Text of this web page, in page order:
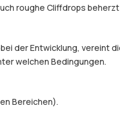
roughe Cliffdrops
der Entwicklung, vereint
welchen Bedingungen.
Bereichen).